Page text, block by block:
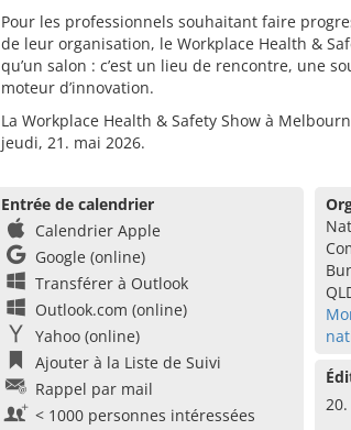
Pour les professionnels souhaitant faire
de leur organisation, le Workplace Health &
qu’un salon : c’est un lieu de rencontre, une
moteur d’innovation.
La Workplace Health & Safety Show à
jeudi, 21. mai 2026.
Entrée de calendrier
Calendrier Apple
Google (online)
Transférer à Outlook
Outlook.com (online)
Yahoo (online)
Ajouter à la Liste de Suivi
Rappel par mail
< 1000 personnes intéressées